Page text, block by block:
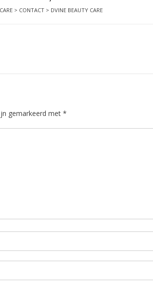
> CONTACT> DVINE BEAUTY CARE
gemarkeerd met *